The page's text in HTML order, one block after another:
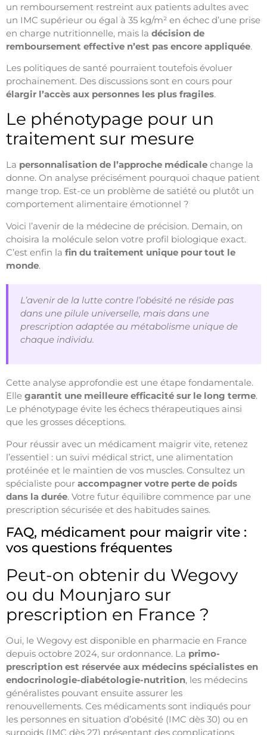
un remboursement restreint aux patients adultes avec
un IMC supérieur ou égal à 35 kg/m² en échec d’une prise
en charge nutritionnelle, mais la décision de
remboursement effective n’est pas encore appliquée.
Les politiques de santé pourraient toutefois évoluer
prochainement. Des discussions sont en cours pour
élargir l’accès aux personnes les plus fragiles.
Le phénotypage pour un
traitement sur mesure
La personnalisation de l’approche médicale change la
donne. On analyse précisément pourquoi chaque patient
mange trop. Est-ce un problème de satiété ou plutôt un
comportement alimentaire émotionnel ?
Voici l’avenir de la médecine de précision. Demain, on
choisira la molécule selon votre profil biologique exact.
C’est enfin la fin du traitement unique pour tout le
monde.
L’avenir de la lutte contre l’obésité ne réside pas
dans une pilule universelle, mais dans une
prescription adaptée au métabolisme unique de
chaque individu.
Cette analyse approfondie est une étape fondamentale.
Elle garantit une meilleure efficacité sur le long terme.
Le phénotypage évite les échecs thérapeutiques ainsi
que les grosses déceptions.
Pour réussir avec un médicament maigrir vite, retenez
l’essentiel : un suivi médical strict, une alimentation
protéinée et le maintien de vos muscles. Consultez un
spécialiste pour accompagner votre perte de poids
dans la durée. Votre futur équilibre commence par une
prescription sécurisée et des habitudes saines.
FAQ, médicament pour maigrir vite :
vos questions fréquentes
Peut-on obtenir du Wegovy
ou du Mounjaro sur
prescription en France ?
Oui, le Wegovy est disponible en pharmacie en France
depuis octobre 2024, sur ordonnance. La primo-
prescription est réservée aux médecins spécialistes en
endocrinologie-diabétologie-nutrition, les médecins
généralistes pouvant ensuite assurer les
renouvellements. Ces médicaments sont indiqués pour
les personnes en situation d’obésité (IMC dès 30) ou en
surpoids (IMC dès 27) présentant des complications